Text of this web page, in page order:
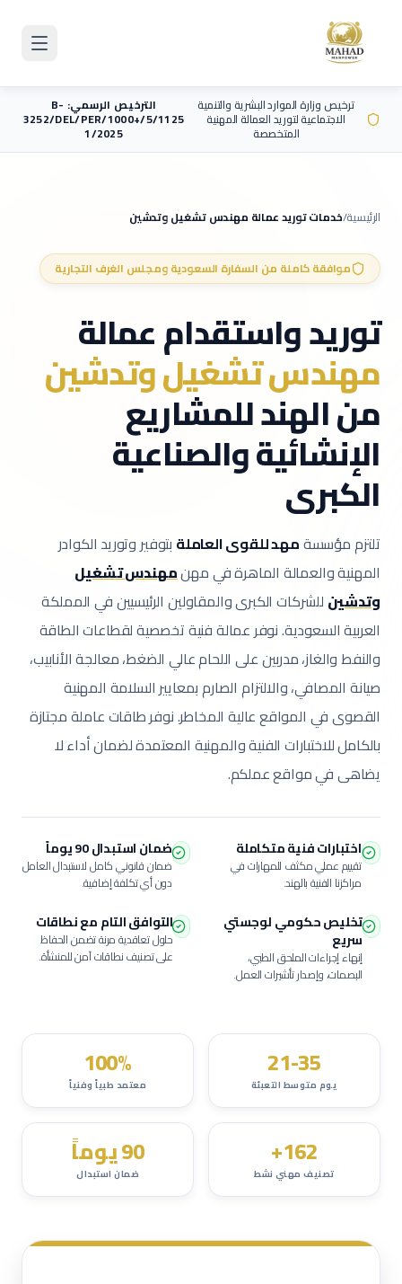
ترخيص وزارة الموارد البشرية والتنمية
الاجتماعية لتوريد العمالة المهنية
المتخصصة
الترخيص الرسمي: B-
3252/DEL/PER/1000+/5/1125
1/2025
الرئيسية/خدمات توريد عمالة مهندس تشغيل وتدشين
موافقة كاملة من السفارة السعودية ومجلس الغرف التجارية
توريد واستقدام عمالة
مهندس تشغيل وتدشين
من الهند للمشاريع
الإنشائية والصناعية
الكبرى
تلتزم مؤسسةمهد للقوى العاملة بتوفير وتوريد الكوادر
المهنية والعمالة الماهرة في مهنمهندس تشغيل
وتدشين للشركات الكبرى والمقاولين الرئيسيين في المملكة
العربية السعودية.نوفر عمالة فنية تخصصية لقطاعات الطاقة
والنفط والغاز، مدربين على اللحام عالي الضغط، معالجة الأنابيب،
صيانة المصافي، والالتزام الصارم بمعايير السلامة المهنية
القصوى في المواقع عالية المخاطر.نوفر طاقات عاملة مجتازة
بالكامل للاختبارات الفنية والمهنية المعتمدة لضمان أداء لا
يضاهى في مواقع عملكم.
اختبارات فنية متكاملة
تقييم عملي مكثف للمهارات في
مراكزنا الفنية بالهند.
ضمان استبدال 90 يوماً
ضمان قانوني كامل لاستبدال العامل
دون أي تكلفة إضافية.
تخليص حكومي لوجستي
سريع
إنهاء إجراءات الملحق الطبي،
البصمات، وإصدار تأشيرات العمل.
التوافق التام مع نطاقات
حلول تعاقدية مرنة تضمن الحفاظ
على تصنيف نطاقات آمن للمنشأة.
21-35
يوم متوسط التعبئة
100%
معتمد طبياً وفنياً
162+
تصنيف مهني نشط
90 يوماً
ضمان استبدال